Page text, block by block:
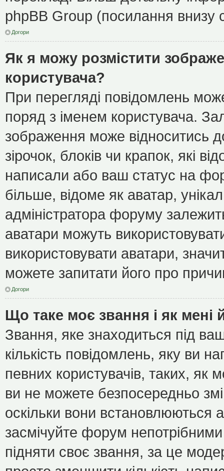
phpBB Group (посилання внизу
Догори
Як я можу розмістити
користувача?
При перегляді повідомлень
поряд з іменем користувача.
зображення може відноситись
зірочок, блоків чи крапок, які
написали або ваш статус на
більше, відоме як аватар,
адміністратора форуму
аватари можуть
використовувати аватари,
можете запитати його про
Догори
Що таке моє звання і як мені
Звання, яке знаходиться під
кількість повідомлень, яку ви
певних користувачів, таких, як
ви не можете безпосередньо
оскільки вони встановлюються
засмічуйте форум
підняти своє звання, за це